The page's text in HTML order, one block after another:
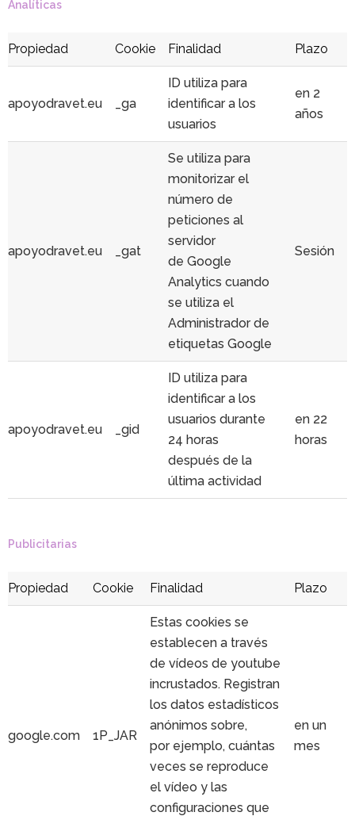
Analíticas
Propiedad Cookie Finalidad Plazo
apoyodravet.eu _ga
ID utiliza para
identificar a los
usuarios
en 2
años
apoyodravet.eu _gat
Se utiliza para
monitorizar el
número de
peticiones al
servidor
de Google
Analytics cuando
se utiliza el
Administrador de
etiquetas Google
Sesión
apoyodravet.eu _gid
ID utiliza para
identificar a los
usuarios durante
24 horas
después de la
última actividad
en 22
horas
Publicitarias
Propiedad Cookie Finalidad Plazo
google.com 1P_JAR
Estas cookies se
establecen a través
de vídeos de youtube
incrustados. Registran
los datos estadísticos
anónimos sobre,
por ejemplo, cuántas
veces se reproduce
el vídeo y las
configuraciones que
en un
mes